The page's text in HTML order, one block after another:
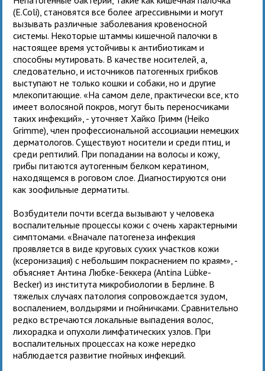
(E.Coli), становятся все более агрессивными и могут
вызывать различные заболевания кровеносной
системы. Некоторые штаммы кишечной палочки в
настоящее время устойчивы к антибиотикам и
способны мутировать. В качестве носителей, а,
следовательно, и источников патогенных грибков
выступают не только кошки и собаки, но и другие
млекопитающие. «На самом деле, практически все, кто
имеет волосяной покров, могут быть переносчиками
таких инфекций», - уточняет Хайко Гримм (Heiko
Grimme), член профессиональной ассоциации немецких
дерматологов. Существуют носители и среди птиц, и
среди рептилий. При попадании на волосы и кожу,
грибы питаются аутогенным белком кератином,
находящемся в роговом слое. Диагностируются они
как зоофильные дерматиты.
Возбудители почти всегда вызывают у человека
воспалительные процессы кожи с очень характерными
симптомами. «Вначале патогенеза инфекция
проявляется в виде круговых сухих участков кожи
(ксеронизация) с небольшим покраснением по краям», -
объясняет Антина Любке-Беккера (Antina Lübke-
Becker) из института микробиологии в Берлине. В
тяжелых случаях патология сопровождается зудом,
воспалением, волдырями и гнойничками. Сравнительно
редко встречаются локальные выпадения волос,
лихорадка и опухоли лимфатических узлов. При
воспалительных процессах на коже нередко
наблюдается развитие гнойных инфекций.